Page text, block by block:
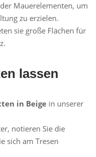
Mauerelementen, um
zu erzielen.
sie große Flächen für
lassen
in Beige in unserer
notieren Sie die
sich am Tresen